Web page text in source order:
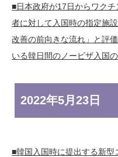
■日本政府が17日からワク
者に対して入国時の指定施
改善の前向きな流れ」と評
いる韓日間のノービザ入国
2022年5月23日
■韓国入国時に提出する新型